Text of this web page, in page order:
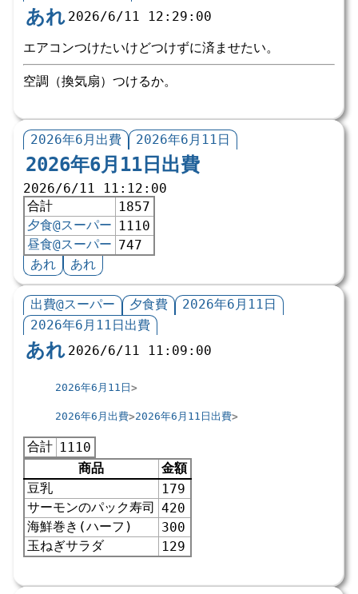
あれ 2026/6/11 12:29:00
エアコンつけたいけどつけずに済ませたい。
空調（換気扇）つけるか。
2026年6月出費 2026年6月11日
2026年6月11日出費
2026/6/11 11:12:00
合計
1857
夕食@スーパー 1110
昼食@スーパー 747
あれ
あれ
出費@スーパー 夕食費
2026年6月11日
2026年6月11日出費
あれ 2026/6/11 11:09:00
2026年6月11日
2026年6月出費 2026年6月11日出費
合計 1110
商品
金額
豆乳
179
サーモンのパック寿司 420
海鮮巻き(ハーフ)
300
玉ねぎサラダ
129